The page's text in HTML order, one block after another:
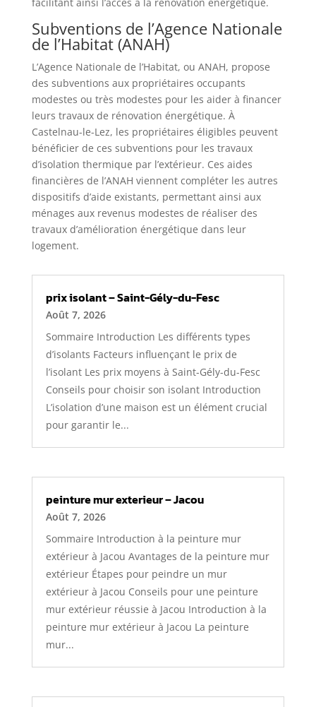
Subventions de l’Agence Nationale
de l’Habitat (ANAH)
L’Agence Nationale de l’Habitat, ou ANAH, propose
des subventions aux propriétaires occupants
modestes ou très modestes pour les aider à financer
leurs travaux de rénovation énergétique. À
Castelnau-le-Lez, les propriétaires éligibles peuvent
bénéficier de ces subventions pour les travaux
d’isolation thermique par l’extérieur. Ces aides
financières de l’ANAH viennent compléter les autres
dispositifs d’aide existants, permettant ainsi aux
ménages aux revenus modestes de réaliser des
travaux d’amélioration énergétique dans leur
logement.
prix isolant – Saint-Gély-du-Fesc
Août 7, 2026
Sommaire Introduction Les différents types
d’isolants Facteurs influençant le prix de
l’isolant Les prix moyens à Saint-Gély-du-Fesc
Conseils pour choisir son isolant Introduction
L’isolation d’une maison est un élément crucial
pour garantir le...
peinture mur exterieur – Jacou
Août 7, 2026
Sommaire Introduction à la peinture mur
extérieur à Jacou Avantages de la peinture mur
extérieur Étapes pour peindre un mur
extérieur à Jacou Conseils pour une peinture
mur extérieur réussie à Jacou Introduction à la
peinture mur extérieur à Jacou La peinture
mur...